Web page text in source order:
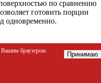
по сравнению
готовить порции
одновременно.
домашних
Вашим браузером.
Принимаю